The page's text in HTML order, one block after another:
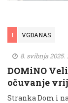
I VGDANAS
8. svibnja 2025.
DOMiNO
očuvanje
Stranka Dom i